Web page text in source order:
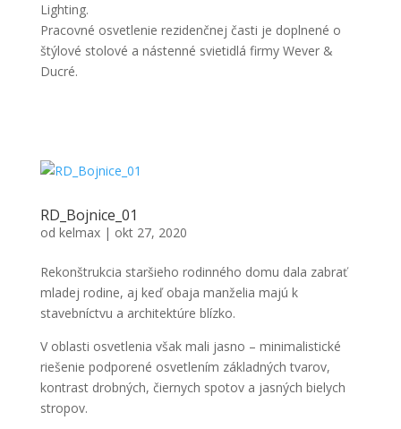
Lighting.
Pracovné osvetlenie rezidenčnej časti je doplnené o
štýlové stolové a nástenné svietidlá firmy Wever &
Ducré.
RD_Bojnice_01
od kelmax| okt 27, 2020
Rekonštrukcia staršieho rodinného domu dala zabrať
mladej rodine, aj keď obaja manželia majú k
stavebníctvu a architektúre blízko.
V oblasti osvetlenia však mali jasno – minimalistické
riešenie podporené osvetlením základných tvarov,
kontrast drobných, čiernych spotov a jasných bielych
stropov.